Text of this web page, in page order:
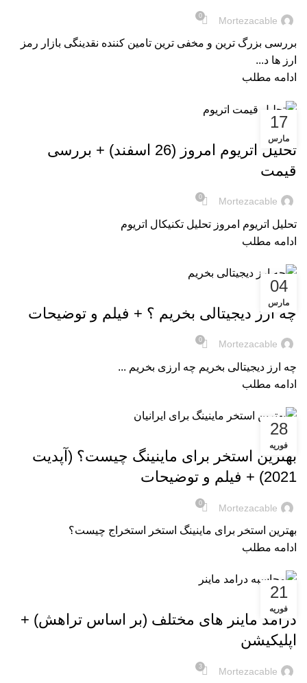
Mortezacable
0
بررسی بزرگ ترین و مخفی ترین تامین کننده نقدینگی بازار رمز
ارز ها د...
ادامه مطلب
17
مارس
تحلیل ارز دیجیتال
تحلیل اتریوم امروز (26 اسفند) + بررسی
قیمت
Mortezacable
0
تحلیل اتریوم امروز تحلیل تکنیکال اتریوم
ادامه مطلب
04
مارس
آموزش ترید
چه ارز دیجیتالی بخریم ؟ + فیلم و توضیحات
Mortezacable
0
چه ارز دیجیتالی بخریم چه ارزی بخریم ...
ادامه مطلب
28
فوریه
آموزش VIABTC
بهترین استخر برای ماینینگ چیست؟ (آپدیت
2021) + فیلم و توضیحات
Mortezacable
0
بهترین استخر برای ماینینگ استخر استخراج چیست؟
ادامه مطلب
21
فوریه
آموزش ها
درآمد ماینر های مختلف (بر اساس تراهش) +
اپلیکیشن
Mortezacable
3